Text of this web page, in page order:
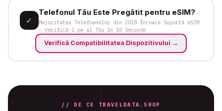
✓
Telefonul Tău Este Pregătit pentru eSIM?
Majoritatea Telefoanelor din 2018 Încoace Suportă eSIM
– Verifică-l pe al Tău în 10 Secunde
Verifică Compatibilitatea Dispozitivului →
// DE CE TRAVELDATA.SHOP